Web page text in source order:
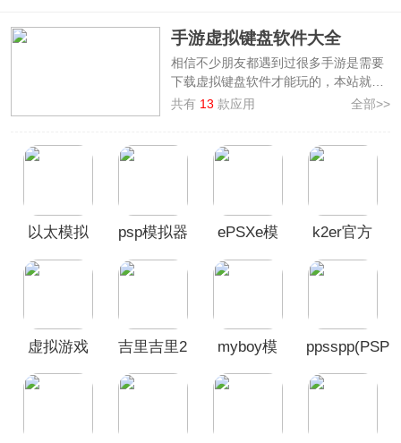
手游虚拟键盘软件大全
相信不少朋友都遇到过很多手游是需要
下载虚拟键盘软件才能玩的，本站就为
大家整理了一些比较好用的
虚拟键盘手
ppsspp等软件，让玩家可以根据不同游
柄键盘、触摸板键盘等，每种键盘都配
有详细的介绍和使用方法，让玩家可以
场景，有需要的朋友不要错过哦！
共有 13 款应用 全部>>
以太模拟
psp模拟器
ePSXe模
中文版
k2er官方
虚拟游戏
吉里吉里2
myboy模
ppsspp(PSP